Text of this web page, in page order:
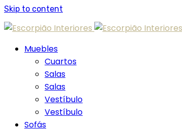
Skip to content
Muebles
Cuartos
Salas
Salas
Vestíbulo
Vestíbulo
Sofás